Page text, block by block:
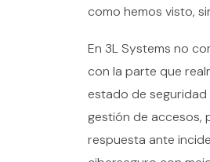
como hemos visto,
En 3L Systems no
con la parte que
estado de seguridad
gestión de accesos,
respuesta ante